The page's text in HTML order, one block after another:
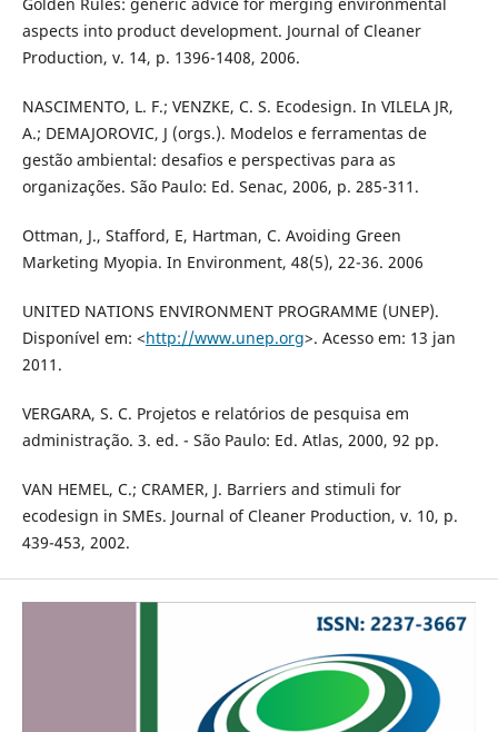
Golden Rules: generic advice for merging environmental
aspects into product development. Journal of Cleaner
Production, v. 14, p. 1396-1408, 2006.
NASCIMENTO, L. F.; VENZKE, C. S. Ecodesign. In VILELA JR,
A.; DEMAJOROVIC, J (orgs.). Modelos e ferramentas de
gestão ambiental: desafios e perspectivas para as
organizações. São Paulo: Ed. Senac, 2006, p. 285-311.
Ottman, J., Stafford, E, Hartman, C. Avoiding Green
Marketing Myopia. In Environment, 48(5), 22-36. 2006
UNITED NATIONS ENVIRONMENT PROGRAMME (UNEP).
Disponível em: <http://www.unep.org>. Acesso em: 13 jan
2011.
VERGARA, S. C. Projetos e relatórios de pesquisa em
administração. 3. ed. - São Paulo: Ed. Atlas, 2000, 92 pp.
VAN HEMEL, C.; CRAMER, J. Barriers and stimuli for
ecodesign in SMEs. Journal of Cleaner Production, v. 10, p.
439-453, 2002.